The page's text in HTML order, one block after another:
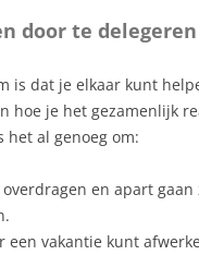
door te delegeren
is dat je elkaar kunt
hoe je het gezamenlijk
het al genoeg om:
en apart
een vakantie kunt